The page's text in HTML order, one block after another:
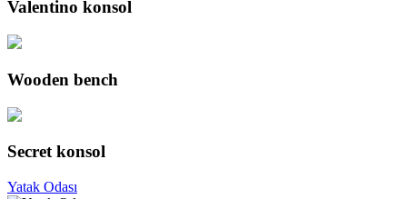
Valentino konsol
Wooden bench
Secret konsol
Yatak Odası